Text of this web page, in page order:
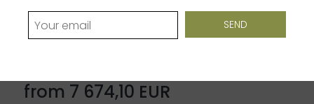
from 7 674,10 EUR